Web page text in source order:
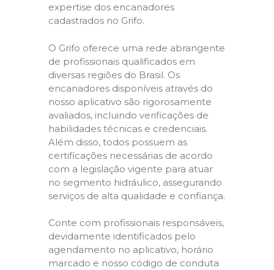
expertise dos encanadores
cadastrados no Grifo.
O Grifo oferece uma rede abrangente
de profissionais qualificados em
diversas regiões do Brasil. Os
encanadores disponíveis através do
nosso aplicativo são rigorosamente
avaliados, incluindo verificações de
habilidades técnicas e credenciais.
Além disso, todos possuem as
certificações necessárias de acordo
com a legislação vigente para atuar
no segmento hidráulico, assegurando
serviços de alta qualidade e confiança.
Conte com profissionais responsáveis,
devidamente identificados pelo
agendamento no aplicativo, horário
marcado e nosso código de conduta